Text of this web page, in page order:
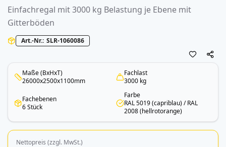
Einfachregal mit 3000 kg Belastung je Ebene mit
Gitterböden
Art.-Nr. SLR-1060086
Maße (BxHxT)
26000x2500x1100mm
Fachlast
3000 kg
Fachebenen
6 Stück
Farbe
RAL 5019 (capriblau) / RAL
2008 (hellrotorange)
Nettopreis (zzgl. MwSt.)